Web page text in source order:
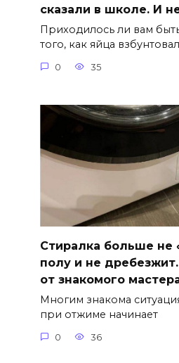
сказали в школе. И
Приходилось ли вам
того, как яйца
0 35
Стиралка больше не
полу и не
от знакомого
Многим знакома
при отжиме начинает
0 36